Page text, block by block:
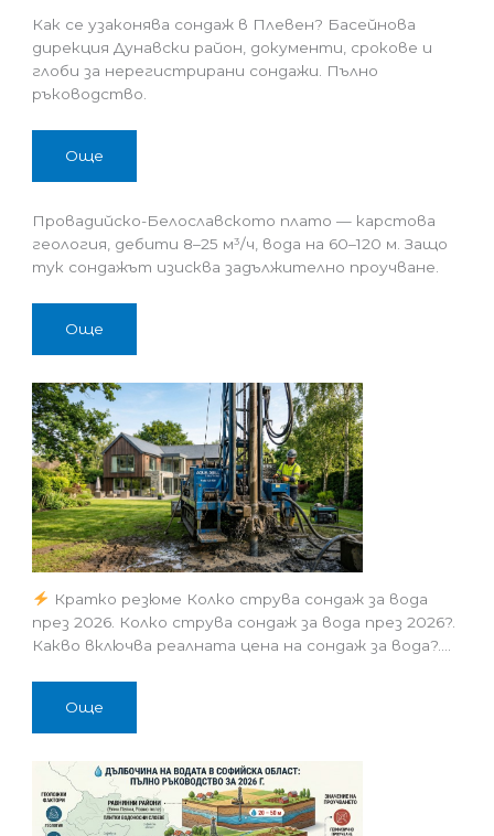
Как се узаконява сондаж в Плевен? Басейнова
дирекция Дунавски район, документи, срокове и
глоби за нерегистрирани сондажи. Пълно
ръководство.
Още
Провадийско-Белославското плато — карстова
геология, дебити 8–25 м³/ч, вода на 60–120 м. Защо
тук сондажът изисква задължително проучване.
Още
Кратко резюме Колко струва сондаж за вода
през 2026. Колко струва сондаж за вода през 2026?.
Какво включва реалната цена на сондаж за вода?.…
Още